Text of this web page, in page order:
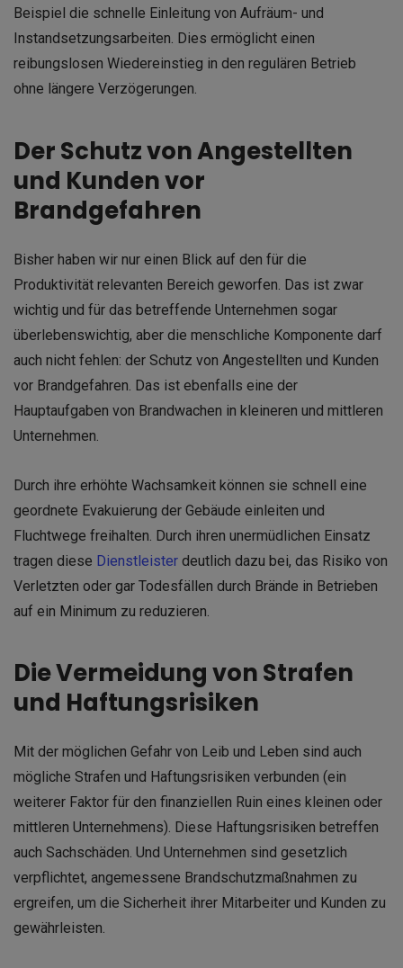
Beispiel die schnelle Einleitung von Aufräum- und
Instandsetzungsarbeiten. Dies ermöglicht einen
reibungslosen Wiedereinstieg in den regulären Betrieb
ohne längere Verzögerungen.
Der Schutz von Angestellten
und Kunden vor
Brandgefahren
Bisher haben wir nur einen Blick auf den für die
Produktivität relevanten Bereich geworfen. Das ist zwar
wichtig und für das betreffende Unternehmen sogar
überlebenswichtig, aber die menschliche Komponente darf
auch nicht fehlen: der Schutz von Angestellten und Kunden
vor Brandgefahren. Das ist ebenfalls eine der
Hauptaufgaben von Brandwachen in kleineren und mittleren
Unternehmen.
Durch ihre erhöhte Wachsamkeit können sie schnell eine
geordnete Evakuierung der Gebäude einleiten und
Fluchtwege freihalten. Durch ihren unermüdlichen Einsatz
tragen diese Dienstleister deutlich dazu bei, das Risiko von
Verletzten oder gar Todesfällen durch Brände in Betrieben
auf ein Minimum zu reduzieren.
Die Vermeidung von Strafen
und Haftungsrisiken
Mit der möglichen Gefahr von Leib und Leben sind auch
mögliche Strafen und Haftungsrisiken verbunden (ein
weiterer Faktor für den finanziellen Ruin eines kleinen oder
mittleren Unternehmens). Diese Haftungsrisiken betreffen
auch Sachschäden. Und Unternehmen sind gesetzlich
verpflichtet, angemessene Brandschutzmaßnahmen zu
ergreifen, um die Sicherheit ihrer Mitarbeiter und Kunden zu
gewährleisten.